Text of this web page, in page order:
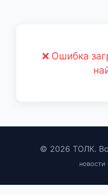
❌ Ошибка
© 2026 ТОЛК.